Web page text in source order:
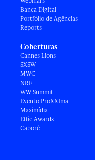
Banca Digital
Portfólio de Agências
Reports
Coberturas
Cannes Lions
SXSW
MWC
NRF
WW Summit
Evento ProXXIma
Maximídia
Effie Awards
Caboré